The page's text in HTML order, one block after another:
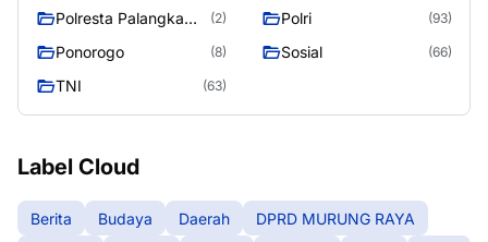
Polresta Palangka
(2) Polri (93)
Ponorogo (8) Sosial (66)
TNI (63)
Label Cloud
Berita Budaya Daerah
DPRD MURUNG RAYA